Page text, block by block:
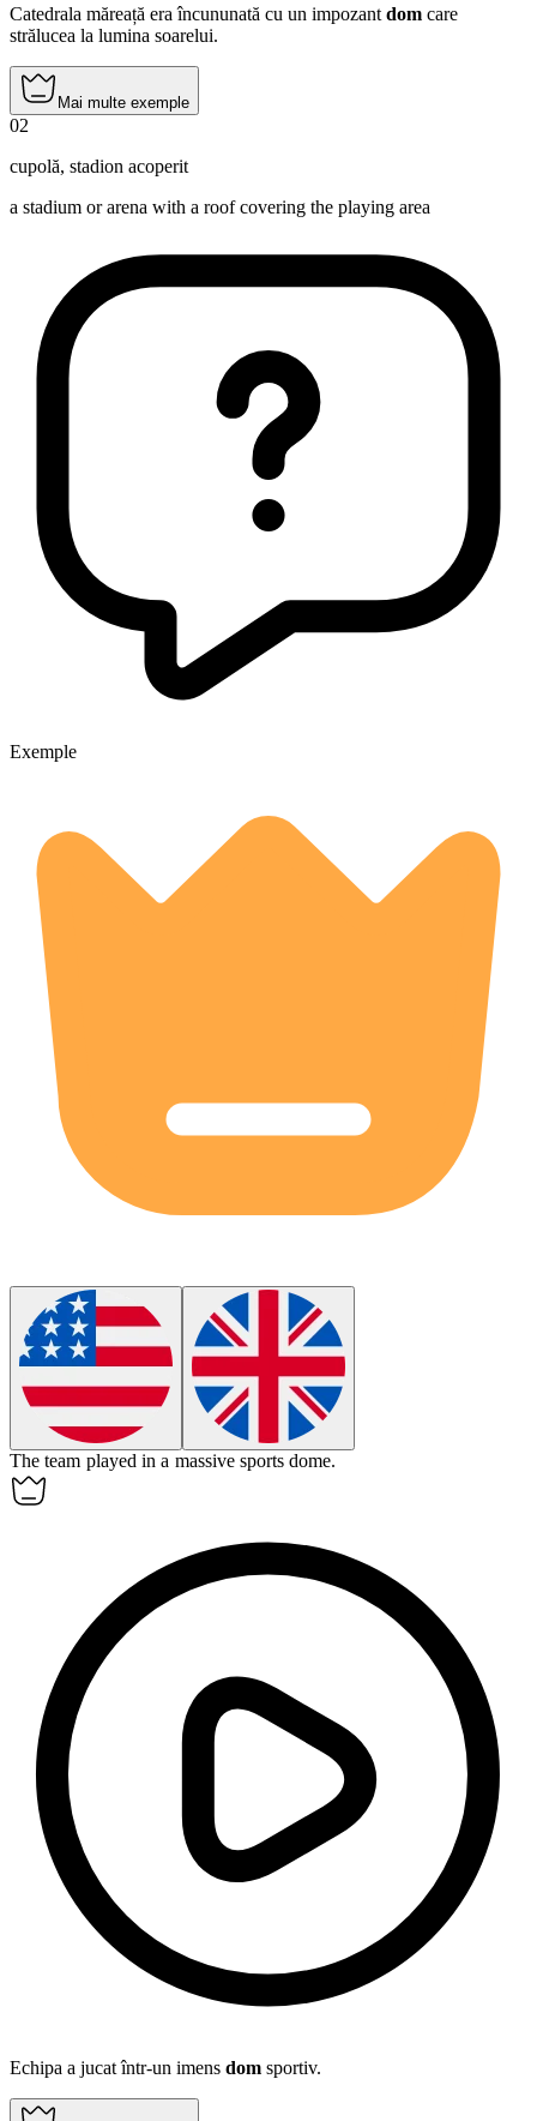
Catedrala măreață era încununată cu un impozant dom care
strălucea la lumina soarelui.
Mai multe exemple
02
cupolă, stadion acoperit
a stadium or arena with a roof covering the playing area
Exemple
The team played in a massive sportsdome.
Echipa a jucat într-un imens dom sportiv.